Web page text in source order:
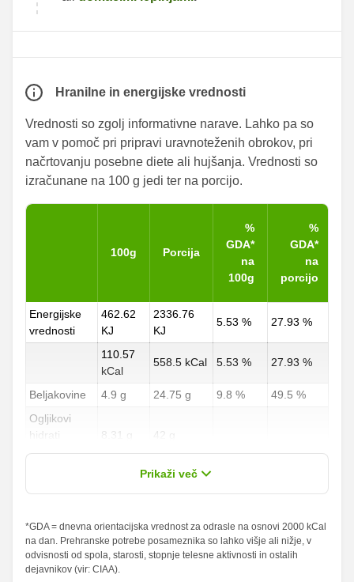
Hranilne in energijske vrednosti
Vrednosti so zgolj informativne narave. Lahko pa so
vam v pomoč pri pripravi uravnoteženih obrokov, pri
načrtovanju posebne diete ali hujšanja. Vrednosti so
izračunane na 100 g jedi ter na porcijo.
100g Porcija
%
GDA*
na
100g
%
GDA*
na
porcijo
Energijske
vrednosti
462.62
KJ
2336.76
KJ
5.53 % 27.93 %
110.57
kCal
558.5 kCal 5.53 % 27.93 %
Beljakovine 4.9 g 24.75 g 9.8 %
49.5 %
Ogljikovi
hidrati
8.31 g 42 g
6 g
3.08 % 15.56 %
od teh
nasičene
maščobne
5.94 g
1.78 g
30 g 8.49 % 42.86 %
Prikaži več
*GDA = dnevna orientacijska vrednost za odrasle na osnovi 2000 kCal
na dan. Prehranske potrebe posameznika so lahko višje ali nižje, v
odvisnosti od spola, starosti, stopnje telesne aktivnosti in ostalih
dejavnikov (vir: CIAA).